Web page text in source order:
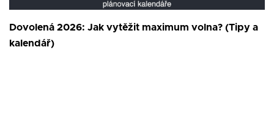
Dovolená 2026: Jak vytěžit maximum volna? (Tipy a
kalendář)